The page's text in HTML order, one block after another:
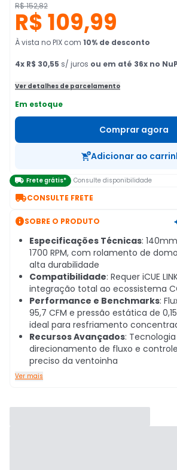
R$ 152,82
R$ 109,99
À vista no PIX com 10% de desconto
4x R$ 30,55 s/ juros ou em até 36x no
Ver detalhes de parcelamento
Em estoque
Comprar agora
Adicionar ao
 Frete grátis* Consulte disponibilidade
CONSULTE FRETE
SOBRE O PRODUTO
Especificações Técnicas:
1700 RPM, com rolamento de
alta durabilidade
Compatibilidade: Requer iCUE
integração total ao ecossistema
Performance e Benchmarks:
95,7 CFM e pressão estática de
ideal para resfriamento
Recursos Avançados:
direcionamento de fluxo e
preciso da ventoinha
Ver mais